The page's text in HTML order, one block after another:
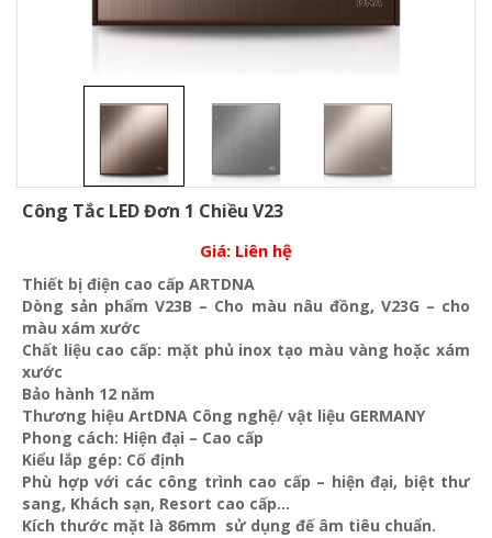
Công Tắc LED Đơn 1 Chiều V23
Giá: Liên hệ
Thiết bị điện cao cấp ARTDNA
Dòng sản phẩm V23B – Cho màu nâu đồng, V23G – cho
màu xám xước
Chất liệu cao cấp: mặt phủ inox tạo màu vàng hoặc xám
xước
Bảo hành 12 năm
Thương hiệu ArtDNA Công nghệ/ vật liệu GERMANY
Phong cách: Hiện đại – Cao cấp
Kiểu lắp gép: Cố định
Phù hợp với các công trình cao cấp – hiện đại, biệt thư
sang, Khách sạn, Resort cao cấp…
Kích thước mặt là 86mm sử dụng đế âm tiêu chuẩn.